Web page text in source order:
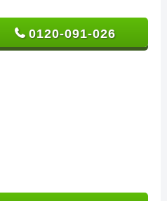
0120-091-026